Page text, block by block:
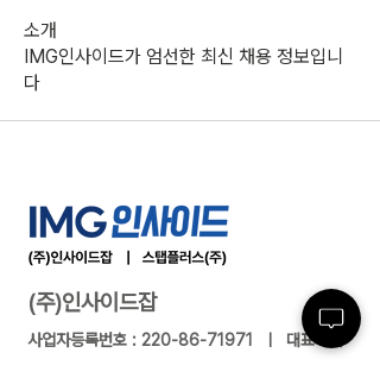
소개
IMG인사이드가 엄선한 최신 채용 정보입니
다
(주)인사이드잡
사업자등록번호 : 220-86-71971
ㅣ 대표이사